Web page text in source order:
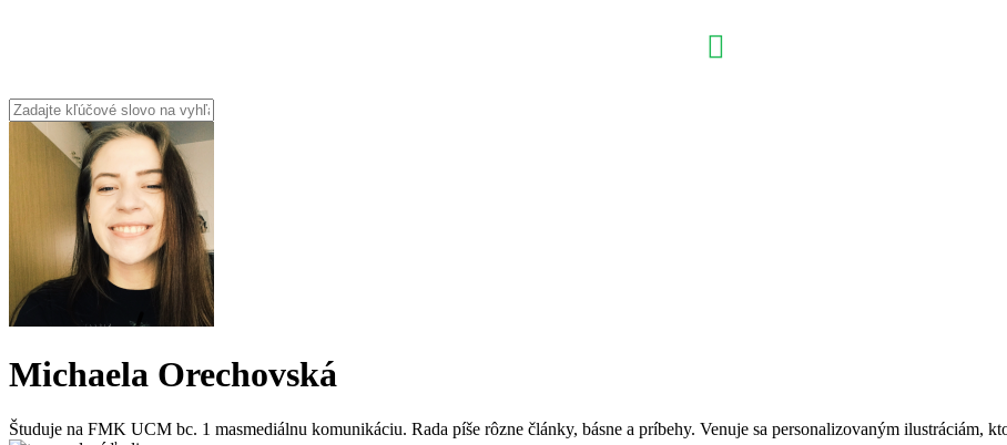
Michaela Orechovská
Študuje na FMK UCM bc. 1 masmediálnu komunikáciu. Rada píše rôzne články, básne a príbehy. Venuje sa personalizovaným ilustráciám,